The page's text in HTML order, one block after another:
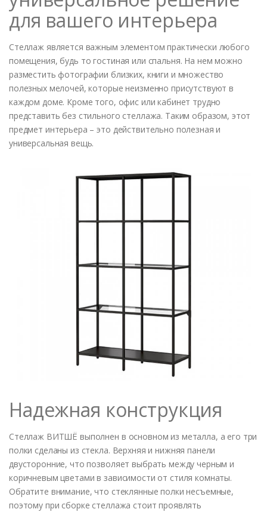
для вашего интерьера
Стеллаж является важным элементом практически любого
помещения, будь то гостиная или спальня. На нем можно
разместить фотографии близких, книги и множество
полезных мелочей, которые неизменно присутствуют в
каждом доме. Кроме того, офис или кабинет трудно
представить без стильного стеллажа. Таким образом, этот
предмет интерьера – это действительно полезная и
универсальная вещь.
Надежная конструкция
Стеллаж ВИТШЁ выполнен в основном из металла, а его три
полки сделаны из стекла. Верхняя и нижняя панели
двусторонние, что позволяет выбрать между черным и
коричневым цветами в зависимости от стиля комнаты.
Обратите внимание, что стеклянные полки несъемные,
поэтому при сборке стеллажа стоит проявлять